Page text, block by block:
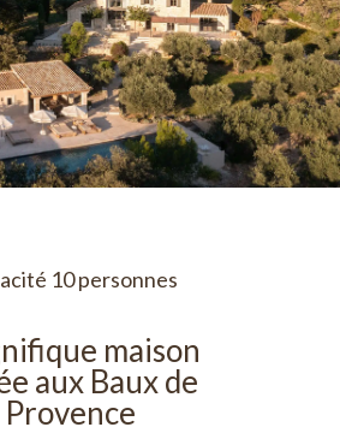
10 personnes
maison
aux Baux de
Provence